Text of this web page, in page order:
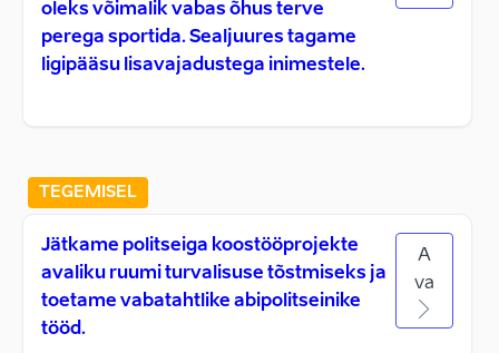
oleks võimalik vabas õhus terve
perega sportida. Sealjuures tagame
ligipääsu lisavajadustega inimestele.
TEGEMISEL
Jätkame politseiga koostööprojekte
avaliku ruumi turvalisuse tõstmiseks ja
toetame vabatahtlike abipolitseinike
tööd.
A
va